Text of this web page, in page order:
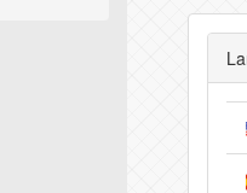
PEER EVALUATION